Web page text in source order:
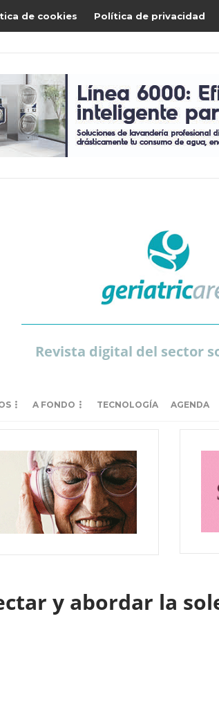
de cookies Política de privacidad
Revista digital del sector
A FONDO TECNOLOGÍA AGENDA
y abordar la